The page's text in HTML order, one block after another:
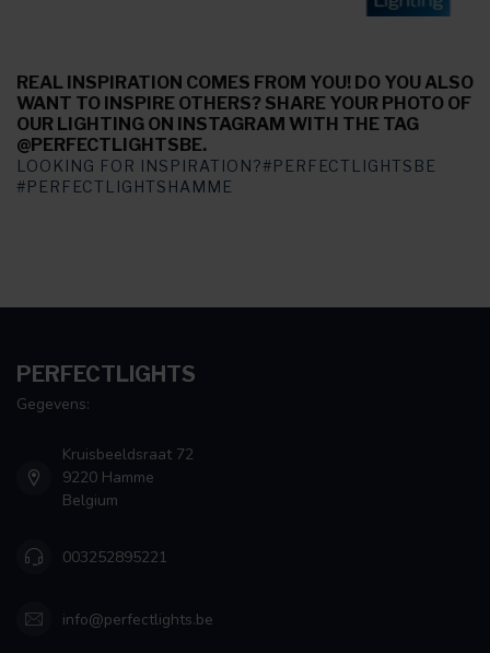
REAL INSPIRATION COMES FROM YOU! DO YOU ALSO
WANT TO INSPIRE OTHERS? SHARE YOUR PHOTO OF
OUR LIGHTING ON INSTAGRAM WITH THE TAG
@PERFECTLIGHTSBE.
LOOKING FOR INSPIRATION?#PERFECTLIGHTSBE
#PERFECTLIGHTSHAMME
PERFECTLIGHTS
Gegevens:
Kruisbeeldsraat 72
9220 Hamme
Belgium
003252895221
info@perfectlights.be